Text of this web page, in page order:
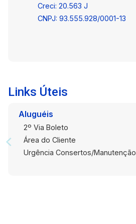
Creci: 20.563 J
CNPJ: 93.555.928/0001-13
Links Úteis
Aluguéis
2º Via Boleto
Área do Cliente
Urgência Consertos/Manutenção